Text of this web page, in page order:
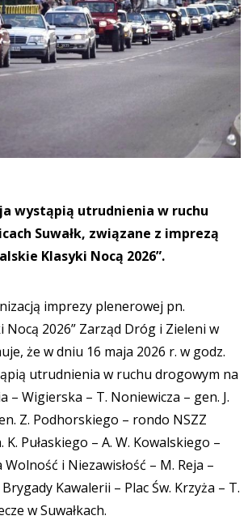
wystąpią utrudnienia w ruchu
Suwałk, związane z imprezą
Klasyki Nocą 2026”.
imprezy plenerowej pn.
Nocą 2026” Zarząd Dróg i Zieleni w
że w dniu 16 maja 2026 r. w godz.
utrudnienia w ruchu drogowym na
– Wigierska – T. Noniewicza – gen. J.
Z. Podhorskiego – rondo NSZZ
Pułaskiego – A. W. Kowalskiego –
i Niezawisłość – M. Reja –
Kawalerii – Plac Św. Krzyża – T.
w Suwałkach.